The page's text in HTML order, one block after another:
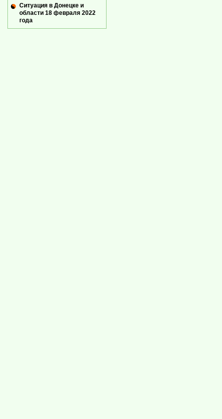
Ситуация в Донецке и
области 18 февраля 2022
года